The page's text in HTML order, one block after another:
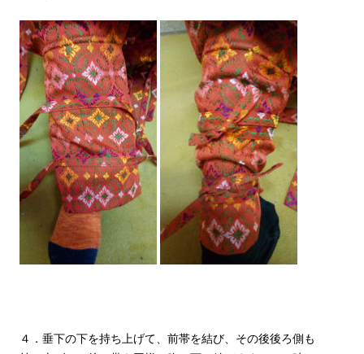
４．垂下の下を持ち上げて、前帯を結び、その後後ろ側も